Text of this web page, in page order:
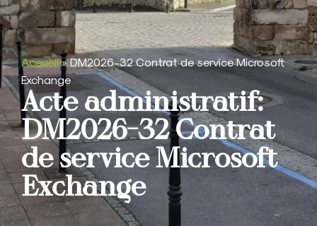
Accueil»DM2026-32 Contrat de service Microsoft
Exchange
Acte administratif:
DM2026-32 Contrat
de service Microsoft
Exchange